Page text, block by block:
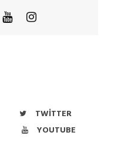
TWITTER
YOUTUBE